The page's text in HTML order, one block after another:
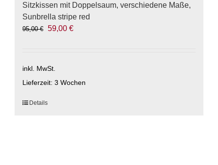
Sitzkissen mit Doppelsaum, verschiedene Maße,
Sunbrella stripe red
95,00€
Ursprünglicher
59,00 €Aktueller
inkl. MwSt.
Lieferzeit: 3 Wochen
Dieses
Details